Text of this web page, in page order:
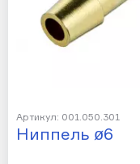
Артикул: 001.050.301
Ниппель ø6